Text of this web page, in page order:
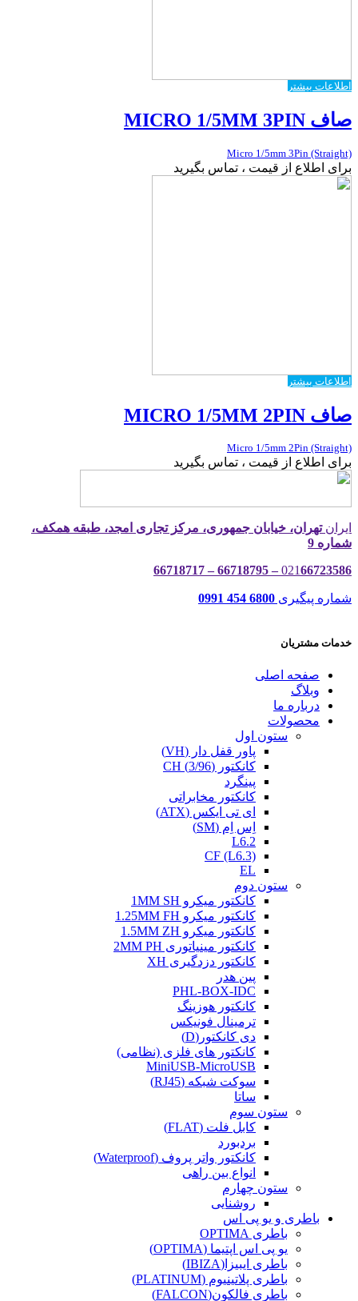
اطلاعات بیشتر
صاف MICRO 1/5MM 3PIN
Micro 1/5mm 3Pin (Straight)
برای اطلاع از قیمت ، تماس بگیرید
اطلاعات بیشتر
صاف MICRO 1/5MM 2PIN
Micro 1/5mm 2Pin (Straight)
برای اطلاع از قیمت ، تماس بگیرید
ایرانتهران، خیابان جمهوری، مرکز تجاری امجد، طبقه همکف،
شماره 9
02166723586 – 66718795 – 66718717
شماره پیگیری 6800 454 0991
خدمات مشتریان
صفحه اصلی
وبلاگ
درباره ما
محصولات
ستون اول
پاور قفل دار (VH)
کانکتور (3/96) CH
پینگرد
کانکتور مخابراتی
ای تی ایکس (ATX)
اِس اِم (SM)
L6.2
CF (L6.3)
EL
ستون دوم
کانکتور میکرو 1MM SH
کانکتور میکرو 1.25MM FH
کانکتور میکرو 1.5MM ZH
کانکتور مینیاتوری 2MM PH
کانکتور دزدگیری XH
پین هدر
PHL-BOX-IDC
کانکتور هوزینگ
ترمینال فونیکس
دی کانکتور(D)
کانکتور های فلزی (نظامی)
MiniUSB-MicroUSB
سوکت شبکه (RJ45)
ساتا
ستون سوم
کابل فلت (FLAT)
بردبورد
کانکتور واتر پروف (Waterproof)
انواع بین راهی
ستون چهارم
روشنایی
باطری و یو پی اس
باطری OPTIMA
یو پی اس اپتیما (OPTIMA)
باطری ایبیزا(IBIZA)
باطری پلاتینیوم (PLATINUM)
باطری فالکون(FALCON)